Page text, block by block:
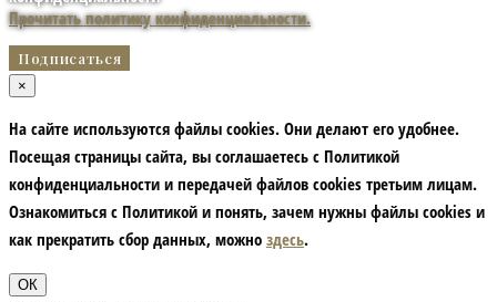
Прочитать политику конфиденциальности.
×
На сайте используются файлы cookies. Они делают его удобнее.
Посещая страницы сайта, вы соглашаетесь с Политикой
конфиденциальности и передачей файлов cookies третьим лицам.
Ознакомиться с Политикой и понять, зачем нужны файлы сookies и
как прекратить сбор данных, можно здесь.
ОК